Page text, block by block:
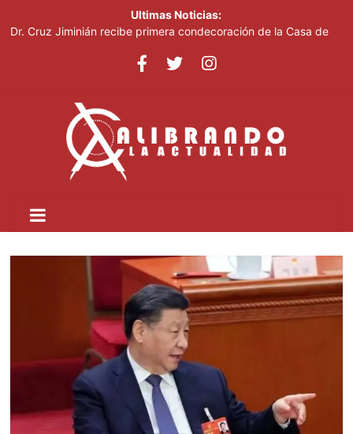
Ultimas Noticias:
Dr. Cruz Jiminián recibe primera condecoración de la Casa de
El mundo del fútbol despide a Jorge Messi, padre del astro
Johnny Pujols: "Hay decenas de miles de ciudadanos que
quieren inscribirse en el PLD"
César Fernández acusa al Gobierno de presentar logros que no
reflejan la realidad económica